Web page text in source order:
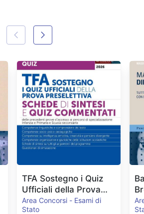
TFA Sostegno i Quiz
Ufficiali della Prova
Preselettiva
Area Concorsi - Esami di
Stato